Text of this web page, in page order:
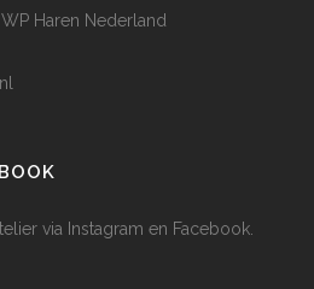
Haren Nederland
via Instagram en Facebook.